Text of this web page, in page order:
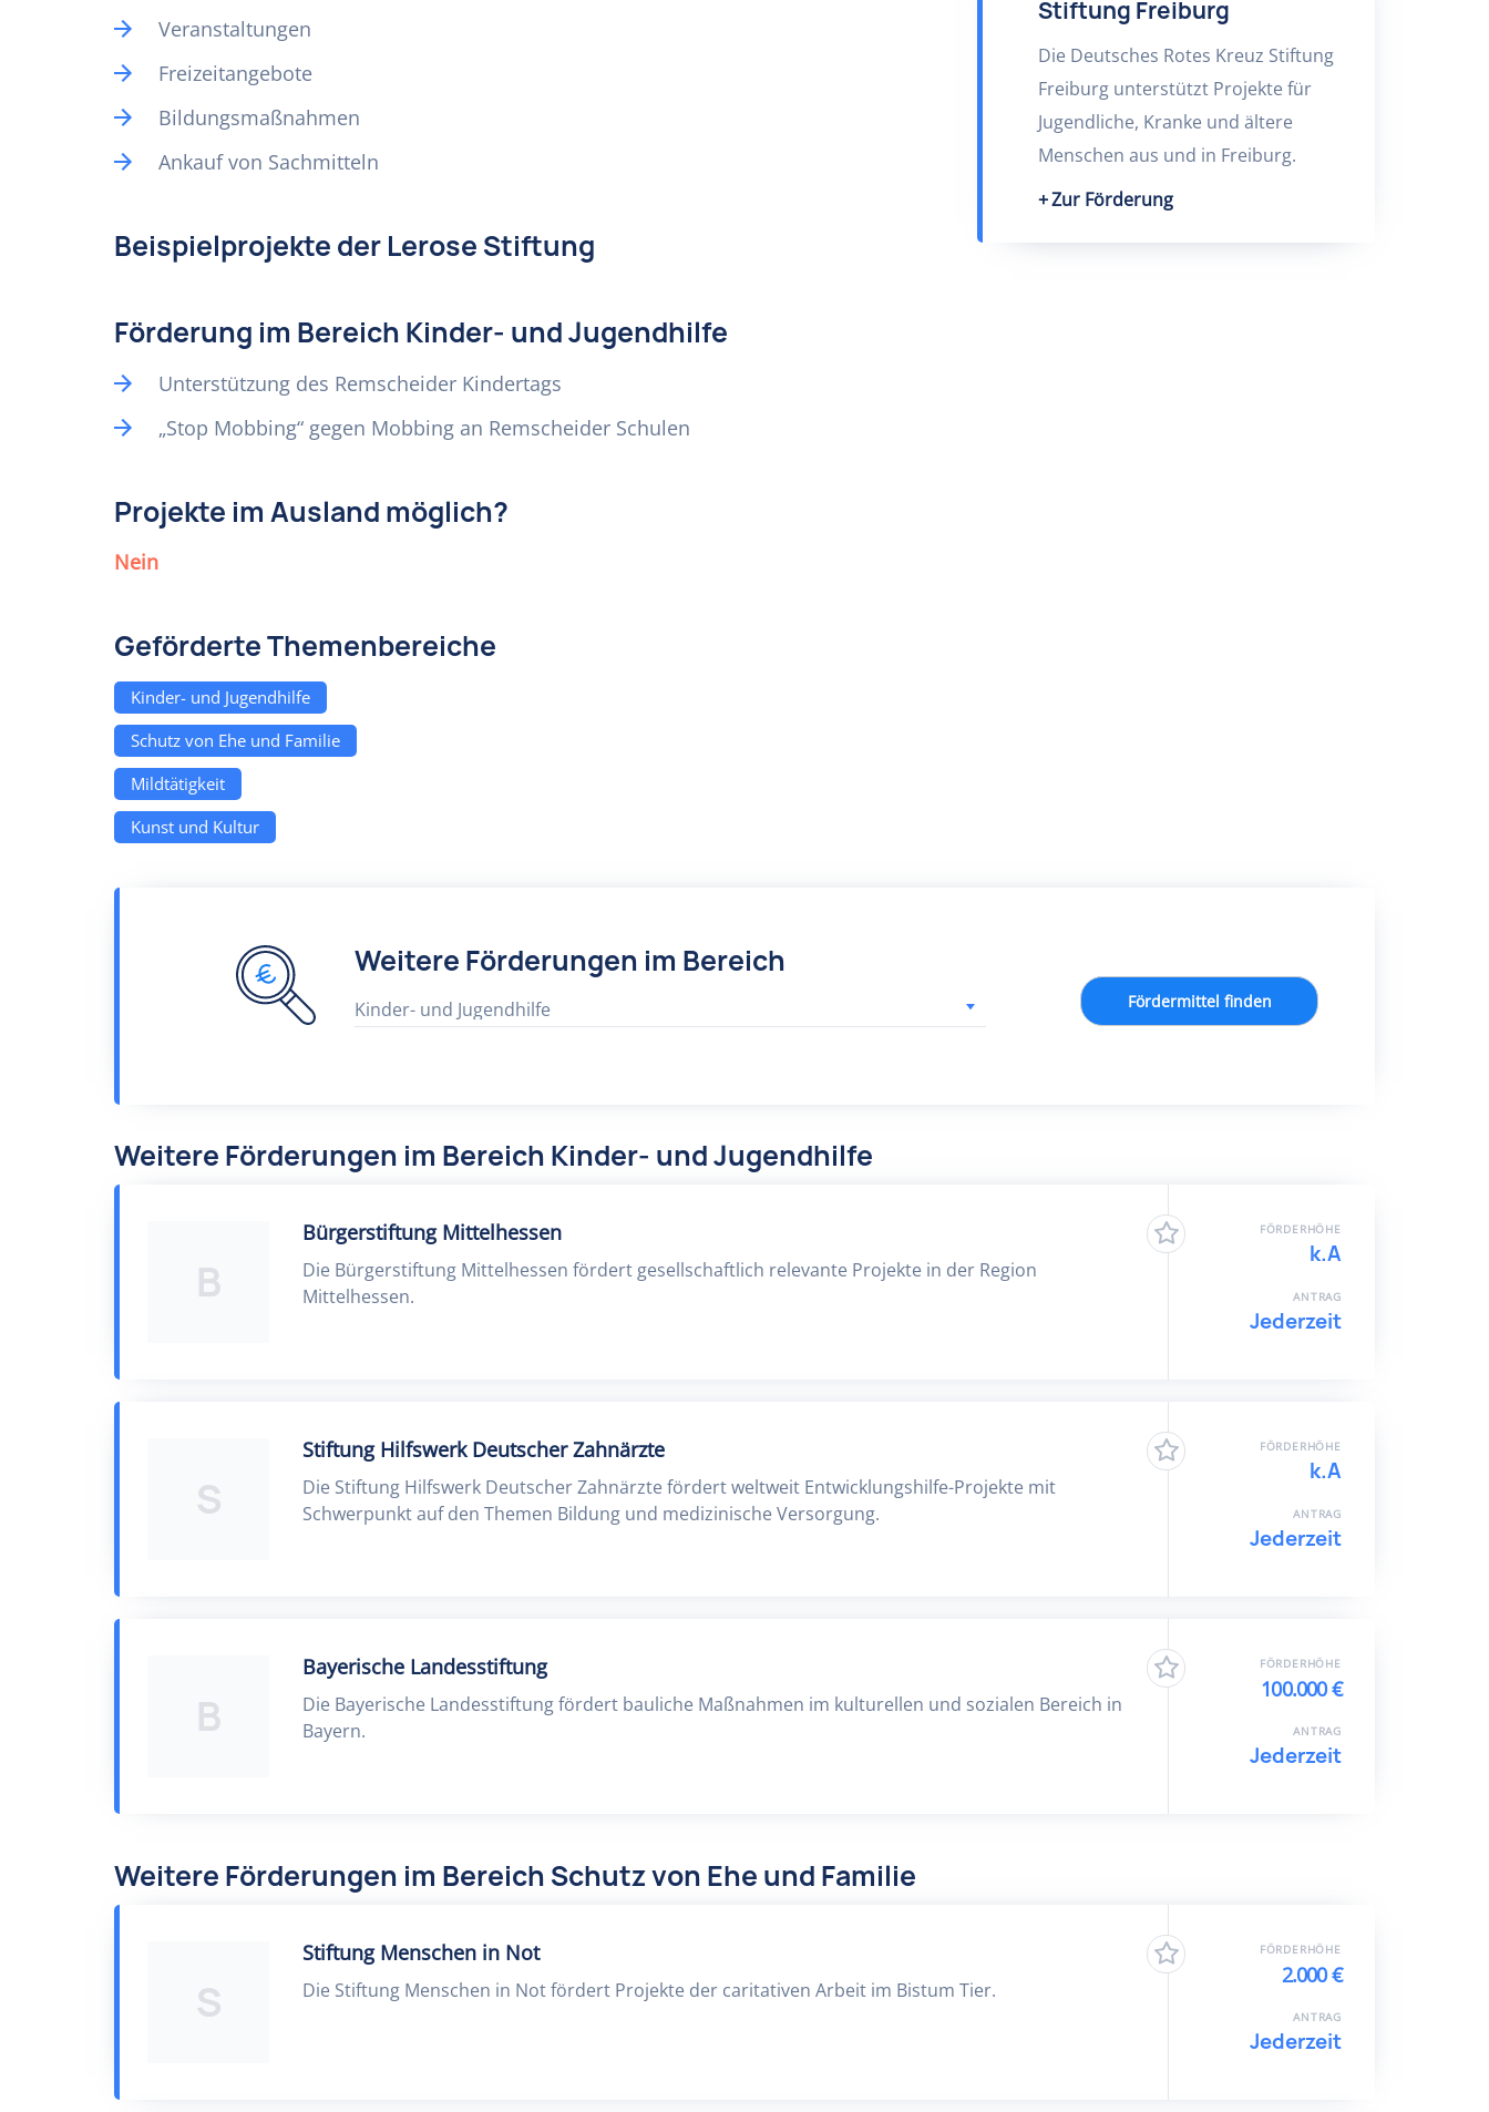
Veranstaltungen
Freizeitangebote
Bildungsmaßnahmen
Ankauf von Sachmitteln
Beispielprojekte der Lerose Stiftung
Förderung im Bereich Kinder- und Jugendhilfe
Unterstützung des Remscheider Kindertags
„Stop Mobbing“ gegen Mobbing an Remscheider Schulen
Projekte im Ausland möglich?
Nein
Geförderte Themenbereiche
Kinder- und Jugendhilfe
Schutz von Ehe und Familie
Mildtätigkeit
Kunst und Kultur
Stiftung Freiburg
Die Deutsches Rotes Kreuz Stiftung
Freiburg unterstützt Projekte für
Jugendliche, Kranke und ältere
Menschen aus und in Freiburg.
Zur Förderung
Weitere Förderungen im Bereich
Kinder- und Jugendhilfe Fördermittel finden
Weitere Förderungen im Bereich Kinder- und Jugendhilfe
B
Bürgerstiftung Mittelhessen
Die Bürgerstiftung Mittelhessen fördert gesellschaftlich relevante Projekte in der Region
Mittelhessen.
FÖRDERHÖHE
k.A
ANTRAG
Jederzeit
S
Stiftung Hilfswerk Deutscher Zahnärzte
Die Stiftung Hilfswerk Deutscher Zahnärzte fördert weltweit Entwicklungshilfe-Projekte mit
Schwerpunkt auf den Themen Bildung und medizinische Versorgung.
FÖRDERHÖHE
k.A
ANTRAG
Jederzeit
B
Bayerische Landesstiftung
Die Bayerische Landesstiftung fördert bauliche Maßnahmen im kulturellen und sozialen Bereich in
Bayern.
FÖRDERHÖHE
100.000 €
ANTRAG
Jederzeit
Weitere Förderungen im Bereich Schutz von Ehe und Familie
S
Stiftung Menschen in Not
Die Stiftung Menschen in Not fördert Projekte der caritativen Arbeit im Bistum Tier.
FÖRDERHÖHE
2.000 €
ANTRAG
Jederzeit